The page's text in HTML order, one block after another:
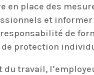
en place des
et
de
protection
du travail,